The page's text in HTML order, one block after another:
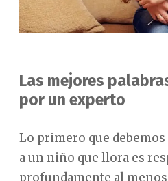
Las mejores
por un experto
Lo primero que
a un niño que llora es
profundamente al menos